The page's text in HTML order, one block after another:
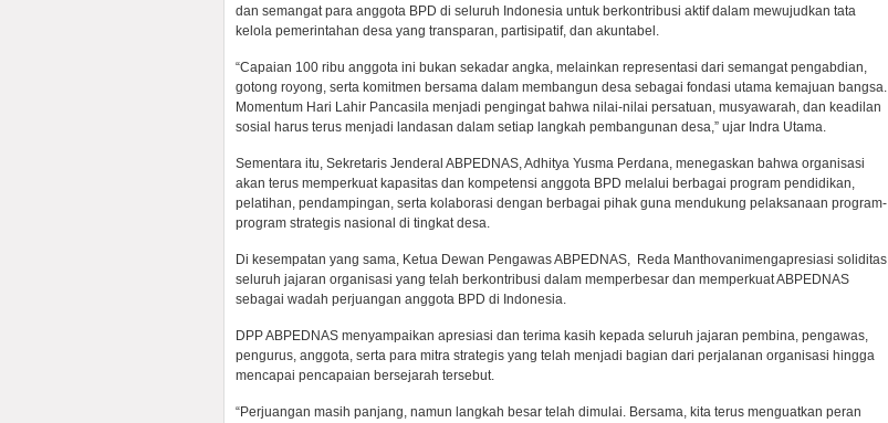
dan semangat para anggota BPD di seluruh Indonesia untuk berkontribusi aktif dalam mewujudkan tata
kelola pemerintahan desa yang transparan, partisipatif, dan akuntabel.
“Capaian 100 ribu anggota ini bukan sekadar angka, melainkan representasi dari semangat pengabdian,
gotong royong, serta komitmen bersama dalam membangun desa sebagai fondasi utama kemajuan bangsa.
Momentum Hari Lahir Pancasila menjadi pengingat bahwa nilai-nilai persatuan, musyawarah, dan keadilan
sosial harus terus menjadi landasan dalam setiap langkah pembangunan desa,” ujar Indra Utama.
Sementara itu, Sekretaris Jenderal ABPEDNAS, Adhitya Yusma Perdana, menegaskan bahwa organisasi
akan terus memperkuat kapasitas dan kompetensi anggota BPD melalui berbagai program pendidikan,
pelatihan, pendampingan, serta kolaborasi dengan berbagai pihak guna mendukung pelaksanaan program-
program strategis nasional di tingkat desa.
Di kesempatan yang sama, Ketua Dewan Pengawas ABPEDNAS, Reda Manthovanimengapresiasi soliditas
seluruh jajaran organisasi yang telah berkontribusi dalam memperbesar dan memperkuat ABPEDNAS
sebagai wadah perjuangan anggota BPD di Indonesia.
DPP ABPEDNAS menyampaikan apresiasi dan terima kasih kepada seluruh jajaran pembina, pengawas,
pengurus, anggota, serta para mitra strategis yang telah menjadi bagian dari perjalanan organisasi hingga
mencapai pencapaian bersejarah tersebut.
“Perjuangan masih panjang, namun langkah besar telah dimulai. Bersama, kita terus menguatkan peran